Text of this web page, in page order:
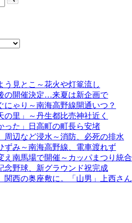
う見とこ～花火や灯篭流し
の開催決定…来夏は新企画で
にゃり～南海高野線開通いつ？
里」～丹生都比売神社近く
った」日高町の町長ら安堵
周辺など浸水～消防、必死の排水
ずみ～南海高野線、電車渡れず
え南馬場で開催～カッパまつり統合
念野球、新グラウンド祝完成
関西の奥座敷に。「山男」上西さ